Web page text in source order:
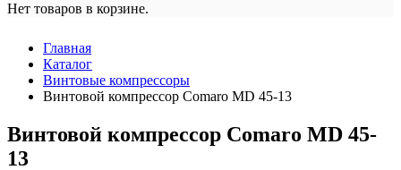
Нет товаров в корзине.
Главная
Каталог
Винтовые компрессоры
Винтовой компрессор Comaro MD 45-13
Винтовой компрессор Comaro MD 45-
13